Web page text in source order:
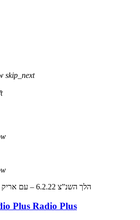
skip_next
הלך השנ”צ 6.2.22 – עם אריק טלמור
Radio Plus